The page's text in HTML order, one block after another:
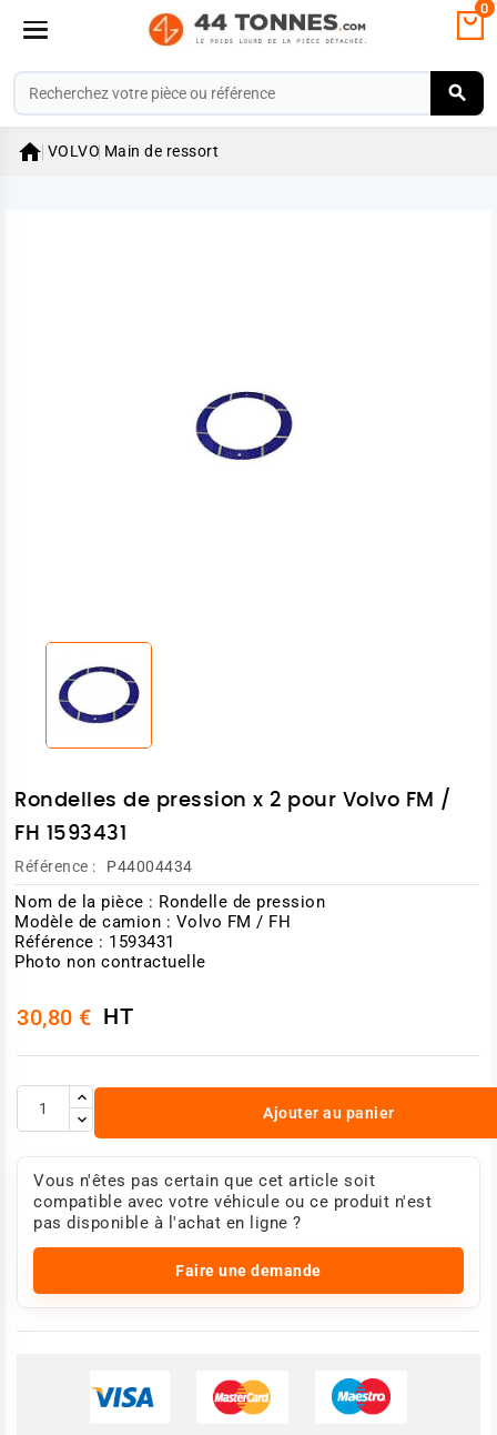
0
 VOLVO Main de ressort
Rondelles de pression x 2 pour Volvo FM /
FH 1593431
Référence : P44004434
Nom de la pièce : Rondelle de pression
Modèle de camion : Volvo FM / FH
Référence : 1593431
Photo non contractuelle
30,80 € HT
Ajouter au panier
Vous n'êtes pas certain que cet article soit
compatible avec votre véhicule ou ce produit n'est
pas disponible à l'achat en ligne ?
Faire une demande